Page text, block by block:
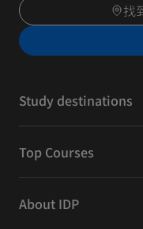
找
Study destinations
Top Courses
About IDP